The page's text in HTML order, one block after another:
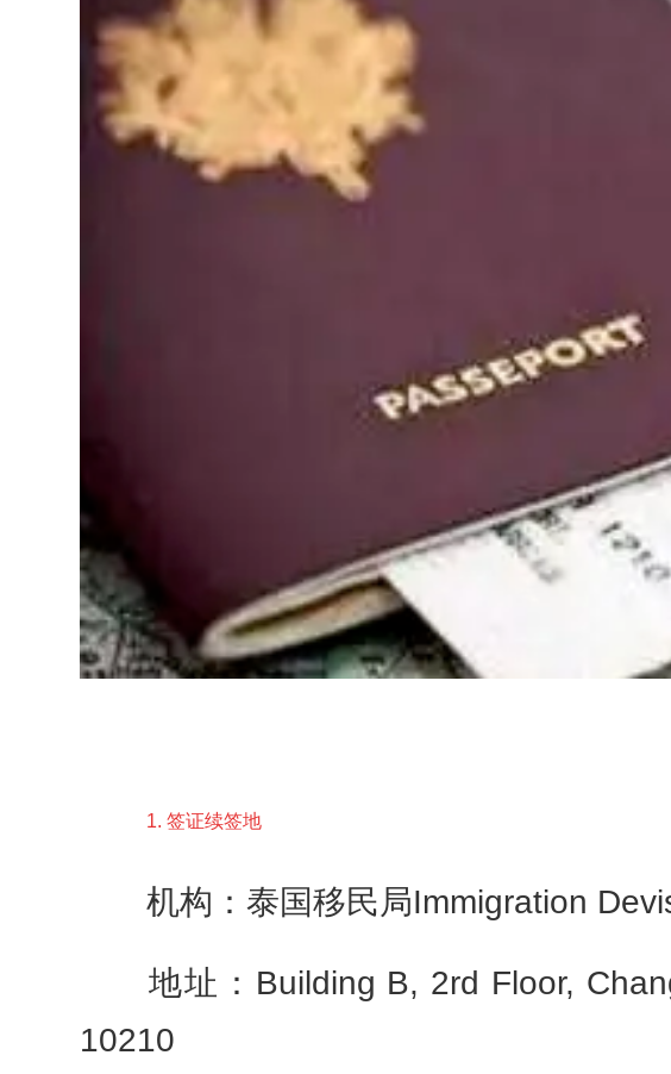
1. 签证续签地
机构：泰国移民局Immigration
地址：Building B, 2rd Floor,
10210